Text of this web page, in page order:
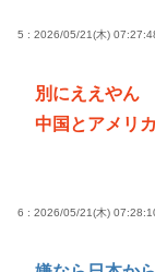
5 : 2026/05/21(木)
別にええやん
中国とアメリ
6 : 2026/05/21(木)